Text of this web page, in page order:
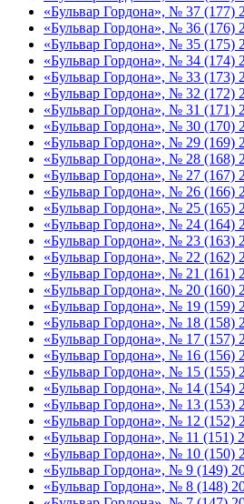
«Бульвар Гордона», № 37 (177)
«Бульвар Гордона», № 36 (176)
«Бульвар Гордона», № 35 (175)
«Бульвар Гордона», № 34 (174)
«Бульвар Гордона», № 33 (173)
«Бульвар Гордона», № 32 (172)
«Бульвар Гордона», № 31 (171)
«Бульвар Гордона», № 30 (170)
«Бульвар Гордона», № 29 (169)
«Бульвар Гордона», № 28 (168)
«Бульвар Гордона», № 27 (167)
«Бульвар Гордона», № 26 (166)
«Бульвар Гордона», № 25 (165)
«Бульвар Гордона», № 24 (164)
«Бульвар Гордона», № 23 (163)
«Бульвар Гордона», № 22 (162)
«Бульвар Гордона», № 21 (161)
«Бульвар Гордона», № 20 (160)
«Бульвар Гордона», № 19 (159)
«Бульвар Гордона», № 18 (158)
«Бульвар Гордона», № 17 (157)
«Бульвар Гордона», № 16 (156)
«Бульвар Гордона», № 15 (155)
«Бульвар Гордона», № 14 (154)
«Бульвар Гордона», № 13 (153)
«Бульвар Гордона», № 12 (152)
«Бульвар Гордона», № 11 (151)
«Бульвар Гордона», № 10 (150)
«Бульвар Гордона», № 9 (149)
«Бульвар Гордона», № 8 (148)